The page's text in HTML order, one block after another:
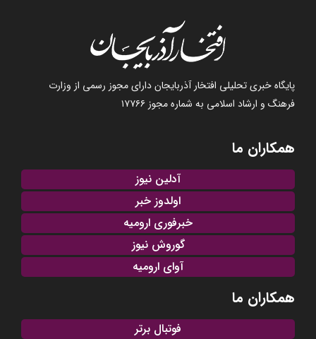
پایگاه خبری تحلیلی افتخار آذربایجان دارای مجوز رسمی از وزارت
فرهنگ و ارشاد اسلامی به شماره مجوز ۱۷۷۶۶
همکاران ما
آدلین نیوز
اولدوز خبر
خبرفوری ارومیه
گوروش نیوز
آوای ارومیه
همکاران ما
فوتبال برتر